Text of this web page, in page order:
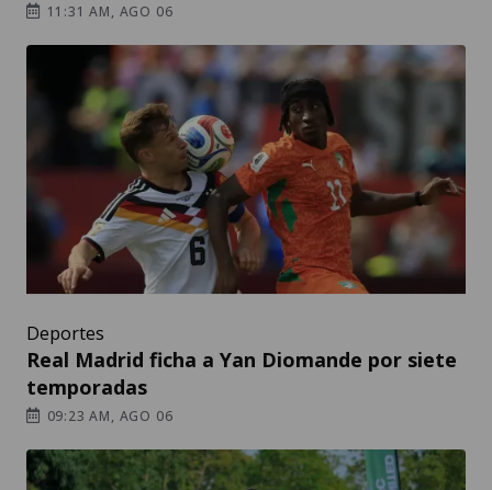
11:31 AM, AGO 06
Deportes
Real Madrid ficha a Yan Diomande por siete
temporadas
09:23 AM, AGO 06